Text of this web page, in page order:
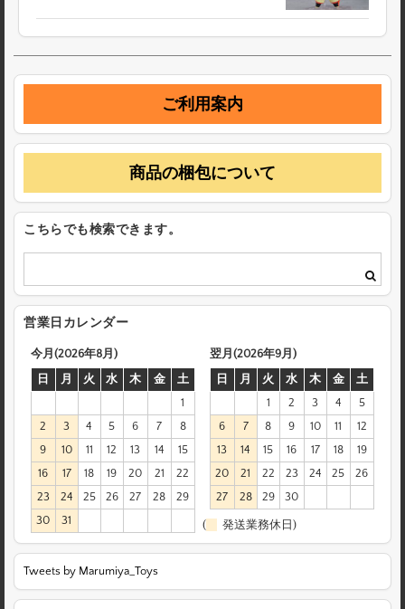
ご利用案内
商品の梱包について
こちらでも検索できます。
営業日カレンダー
今月(2026年8月)
日
月 火 水 木 金
土
1
2
3 4 5 6 7
8
9
10 11 12 13 14
15
16
17 18 19 20 21
22
23
24 25 26 27 28
29
30
31
翌月(2026年9月)
日
月 火 水 木 金
土
1
2 3 4
5
6
7 8 9 10 11
12
13
14 15 16 17 18
19
20
21 22 23 24 25
26
27
28 29 30
( 発送業務休日)
Tweets by Marumiya_Toys